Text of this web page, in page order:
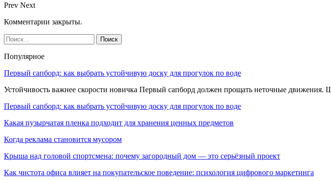
Prev Next
Комментарии закрыты.
Популярное
Первый сапборд: как выбрать устойчивую доску для прогулок по воде
Устойчивость важнее скорости новичка Первый сапборд должен прощать неточные движения.
Первый сапборд: как выбрать устойчивую доску для прогулок по воде
Какая пузырчатая пленка подходит для хранения ценных предметов
Когда реклама становится мусором
Крыша над головой спортсмена: почему загородный дом — это серьёзный проект
Как чистота офиса влияет на покупательское поведение: психология цифрового маркетинга